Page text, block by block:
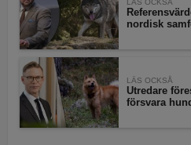
LÄS OCKSÅ
nordisk
LÄS OCKSÅ
Utredare
försvara